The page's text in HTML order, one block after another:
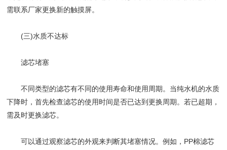
需联系厂家更换新的触摸屏。
(三)水质不达标
​​滤芯堵塞​​
不同类型的滤芯有不同的使用寿命和使用周期。当纯水机的水质
下降时，首先检查滤芯的使用时间是否已达到更换周期。若已超期，
需及时更换滤芯。
可以通过观察滤芯的外观来判断其堵塞情况。例如，PP棉滤芯